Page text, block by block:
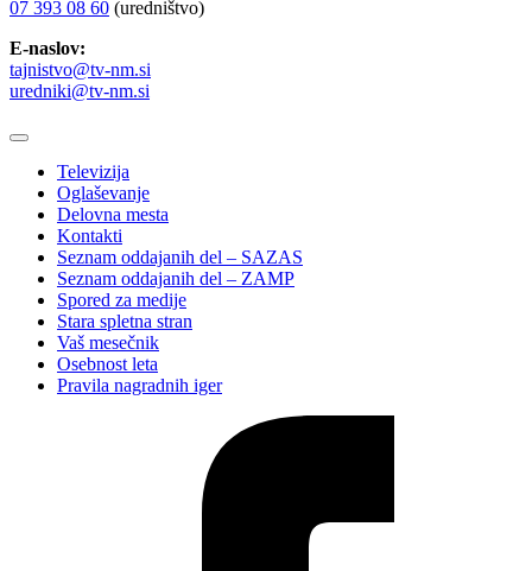
07 393 08 60 (uredništvo)
E-naslov:
tajnistvo@tv-nm.si
uredniki@tv-nm.si
Televizija
Oglaševanje
Delovna mesta
Kontakti
Seznam oddajanih del – SAZAS
Seznam oddajanih del – ZAMP
Spored za medije
Stara spletna stran
Vaš mesečnik
Osebnost leta
Pravila nagradnih iger